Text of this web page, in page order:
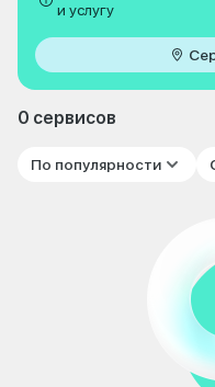
и услугу
0 сервисов
По популярности